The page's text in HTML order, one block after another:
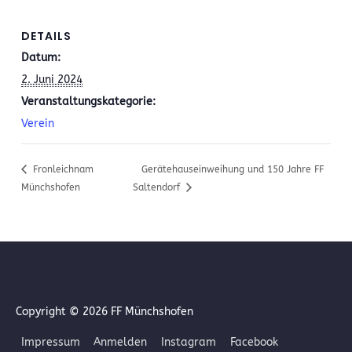
DETAILS
Datum:
2. Juni 2024
Veranstaltungskategorie:
Verein
Fronleichnam
Münchshofen
Gerätehauseinweihung und 150 Jahre FF
Saltendorf
Copyright © 2026 FF Münchshofen
Impressum Anmelden Instagram Facebook